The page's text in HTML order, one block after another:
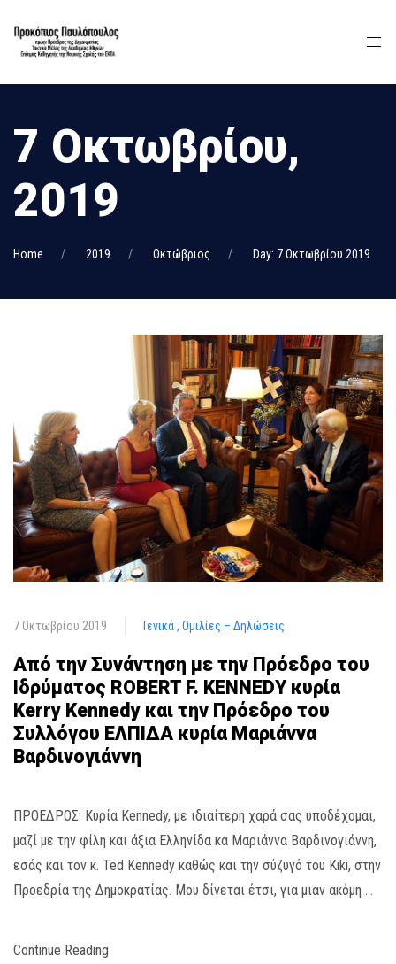
7 Οκτωβρίου,
2019
Home 2019 Οκτώβριος Day: 7 Οκτωβρίου 2019
7 Οκτωβρίου 2019 Γενικά Ομιλίες – Δηλώσεις
Από την Συνάντηση με την Πρόεδρο του
Ιδρύματος ROBERT F. KENNEDY κυρία
Kerry Kennedy και την Πρόεδρο του
Συλλόγου ΕΛΠΙΔΑ κυρία Μαριάννα
Βαρδινογιάννη
ΠΡΟΕΔΡΟΣ: Κυρία Kennedy, με ιδιαίτερη χαρά σας υποδέχομαι,
μαζί με την φίλη και άξια Ελληνίδα κα Μαριάννα Βαρδινογιάννη,
εσάς και τον κ. Ted Kennedy καθώς και την σύζυγό του Kiki, στην
Προεδρία της Δημοκρατίας. Μου δίνεται έτσι, για μιαν ακόμη …
Continue Reading